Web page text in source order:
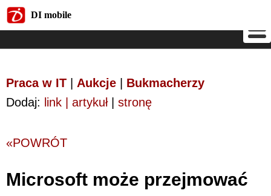
DI mobile
Praca w IT Aukcje
Bukmacherzy
Dodaj: link | artykuł| stronę
«POWRÓT
Microsoft może przejmować
DI mobile